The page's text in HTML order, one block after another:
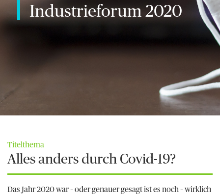
Industrieforum 2020
Titelthema
Alles anders durch Covid-19?
Das Jahr 2020 war – oder genauer gesagt ist es noch – wirklich